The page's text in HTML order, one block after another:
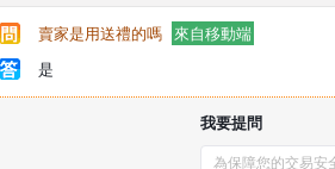
賣家是用送禮的嗎
來自移動端
是
我要提問